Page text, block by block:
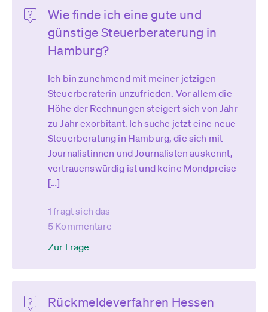
Wie finde ich eine gute und
günstige Steuerberaterung in
Hamburg?
Ich bin zunehmend mit meiner jetzigen
Steuerberaterin unzufrieden. Vor allem die
Höhe der Rechnungen steigert sich von Jahr
zu Jahr exorbitant. Ich suche jetzt eine neue
Steuerberatung in Hamburg, die sich mit
Journalistinnen und Journalisten auskennt,
vertrauenswürdig ist und keine Mondpreise
[…]
1 fragt sich das
5 Kommentare
Zur Frage
Rückmeldeverfahren Hessen